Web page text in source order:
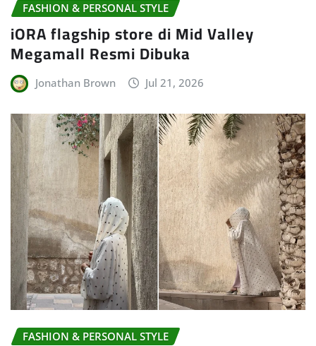
FASHION & PERSONAL STYLE
iORA flagship store di Mid Valley
Megamall Resmi Dibuka
Jonathan Brown Jul 21, 2026
FASHION & PERSONAL STYLE